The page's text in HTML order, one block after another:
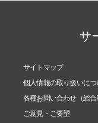
サ
サイトマップ
個人情報の取り扱いにつ
各種お問い合わせ（総合
ご意見・ご要望